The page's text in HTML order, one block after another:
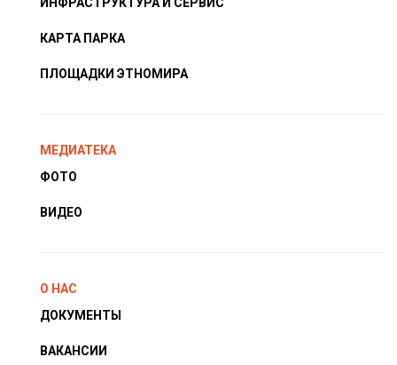
ИНФРАСТРУКТУРА И СЕРВИС
КАРТА ПАРКА
ПЛОЩАДКИ ЭТНОМИРА
МЕДИАТЕКА
ФОТО
ВИДЕО
О НАС
ДОКУМЕНТЫ
ВАКАНСИИ